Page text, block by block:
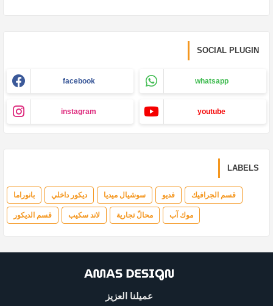
SOCIAL PLUGIN
facebook whatsapp
instagram youtube
LABELS
بانوراما ديكور داخلي سوشيال ميديا فديو قسم الجرافيك
قسم الديكور لاند سكيب محالّ تجارية موك آب
عميلنا العزيز